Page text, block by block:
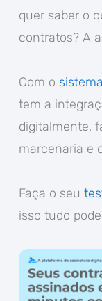
quer saber o
contratos? A
Com o
tem a
digitalmente,
marcenaria e
Faça o seu
isso tudo